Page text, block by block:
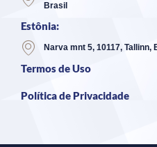
Brasil
Estônia:
Narva mnt 5, 10117, Tallinn,
Termos de Uso
Política de Privacidade